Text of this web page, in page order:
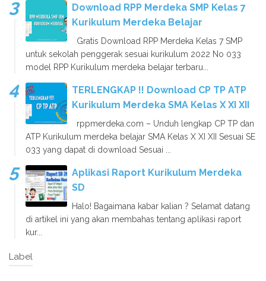
Download RPP Merdeka SMP Kelas 7
Kurikulum Merdeka Belajar
Gratis Download RPP Merdeka Kelas 7 SMP
untuk sekolah penggerak sesuai kurikulum 2022 No 033
model RPP Kurikulum merdeka belajar terbaru...
TERLENGKAP !! Download CP TP ATP
Kurikulum Merdeka SMA Kelas X XI XII
rppmerdeka.com – Unduh lengkap CP TP dan
ATP Kurikulum merdeka belajar SMA Kelas X XI XII Sesuai SE
033 yang dapat di download Sesuai ...
Aplikasi Raport Kurikulum Merdeka
SD
Halo! Bagaimana kabar kalian ? Selamat datang
di artikel ini yang akan membahas tentang aplikasi raport
kur...
Label